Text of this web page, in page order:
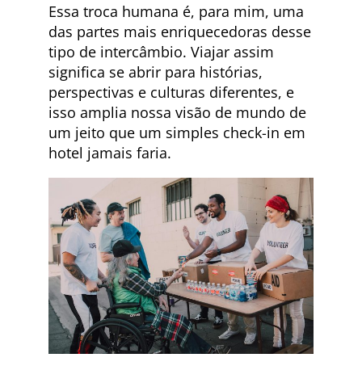
Essa troca humana é, para mim, uma
das partes mais enriquecedoras desse
tipo de intercâmbio. Viajar assim
significa se abrir para histórias,
perspectivas e culturas diferentes, e
isso amplia nossa visão de mundo de
um jeito que um simples check-in em
hotel jamais faria.